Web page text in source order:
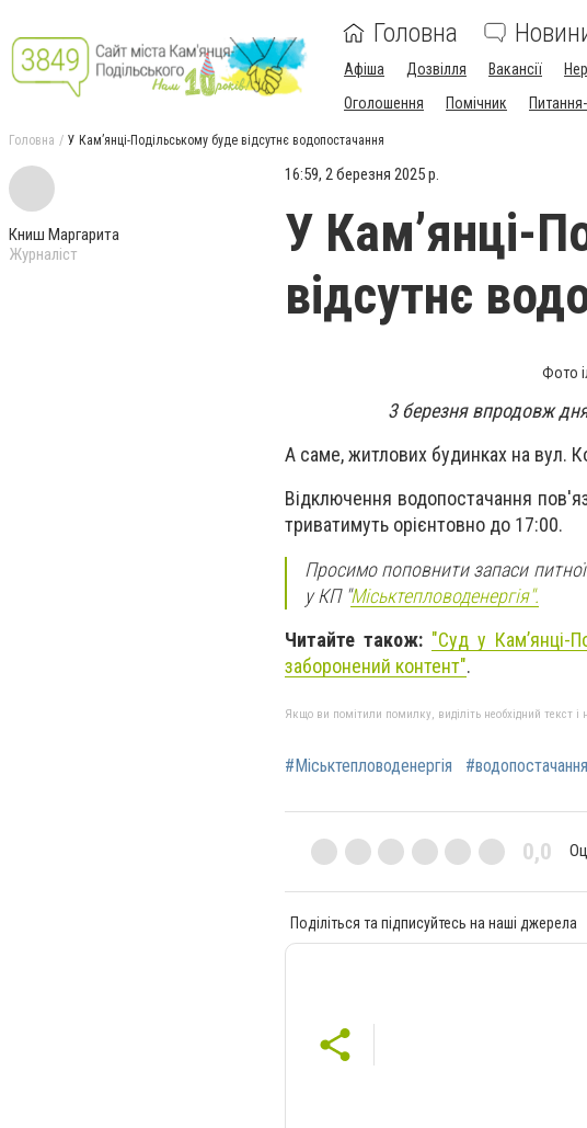
Головна
Афіша Дозвілля Вакансії
Оголошення
Помічник
Головна У Кам’янці-Подільському буде відсутнє водопостачання
Книш Маргарита
Журналіст
16:59, 2 березня 2025 р.
У Кам’янці-
відсутнє
Фото
3 березня впродовж
А саме, житлових будинках на вул.
Відключення водопостачання
триватимуть орієнтовно до 17:00.
Просимо поповнити запаси
у КП "Міськтепловоденергія".
Читайте також: "Суд у Кам’янці-
заборонений контент".
Якщо ви помітили помилку, виділіть необхідний текст
#Міськтепловоденергія #водопостачання
0,0
Поділіться та підписуйтесь на наші джерела